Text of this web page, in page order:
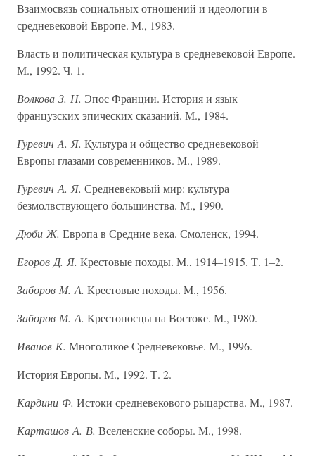
Взаимосвязь социальных отношений и идеологии в
средневековой Европе. М., 1983.
Власть и политическая культура в средневековой Европе.
М., 1992. Ч. 1.
Волкова З. Н. Эпос Франции. История и язык
французских эпических сказаний. М., 1984.
Гуревич A. Я. Культура и общество средневековой
Европы глазами современников. М., 1989.
Гуревич А. Я. Средневековый мир: культура
безмолвствующего большинства. М., 1990.
Дюби Ж. Европа в Средние века. Смоленск, 1994.
Егоров Д. Я. Крестовые походы. М., 1914–1915. Т. 1–2.
Заборов M. А. Крестовые походы. M., 1956.
Заборов М. А. Крестоносцы на Востоке. М., 1980.
Иванов К. Многоликое Средневековье. М., 1996.
История Европы. М., 1992. Т. 2.
Кардини Ф. Истоки средневекового рыцарства. М., 1987.
Карташов А. В. Вселенские соборы. М., 1998.